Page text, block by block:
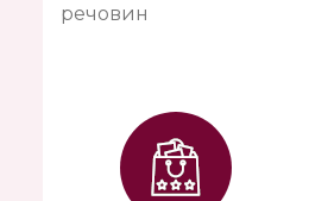
речовин